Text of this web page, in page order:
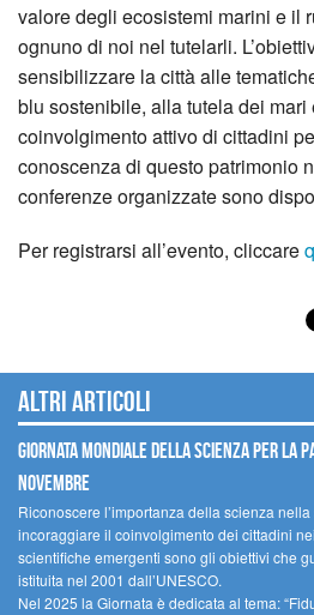
valore degli ecosistemi marini e il
ognuno di noi nel tutelarli.
sensibilizzare la città alle
blu sostenibile, alla tutela dei
coinvolgimento attivo di cittadini
conoscenza di questo patrimonio
conferenze organizzate sono
Per registrarsi all’evento, cliccare
Altri articoli
Giornata mondiale della scienza per la
novembre
Riconoscere l’importanza della scienza
incoraggiare il coinvolgimento dei cittadini
scientifiche emergenti sono gli obiettivi che
istituita nel 2001 dall’UNESCO.
Nel 2025 la Giornata è dedicata al tema: